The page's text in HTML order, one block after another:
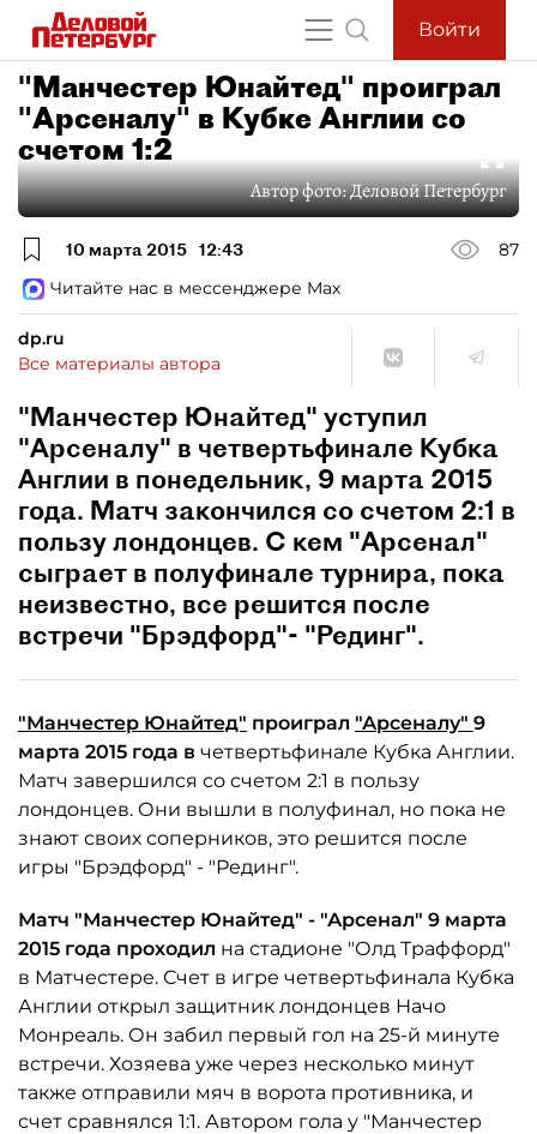
Войти
"Манчестер Юнайтед" проиграл
"Арсеналу" в Кубке Англии со
счетом 1:2
Автор фото:Деловой Петербург
10 марта 2015 12:43
87
Читайте нас в мессенджере Max
dp.ru
Все материалы автора
"Манчестер Юнайтед" уступил
"Арсеналу" в четвертьфинале Кубка
Англии в понедельник, 9 марта 2015
года. Матч закончился со счетом 2:1 в
пользу лондонцев. С кем "Арсенал"
сыграет в полуфинале турнира, пока
неизвестно, все решится после
встречи "Брэдфорд"- "Рединг".
"Манчестер Юнайтед" проиграл "Арсеналу" 9
марта 2015 года в четвертьфинале Кубка Англии.
Матч завершился со счетом 2:1 в пользу
лондонцев. Они вышли в полуфинал, но пока не
знают своих соперников, это решится после
игры "Брэдфорд" - "Рединг".
Матч "Манчестер Юнайтед" - "Арсенал" 9 марта
2015 года проходил на стадионе "Олд Траффорд"
в Матчестере. Счет в игре четвертьфинала Кубка
Англии открыл защитник лондонцев Начо
Монреаль. Он забил первый гол на 25-й минуте
встречи. Хозяева уже через несколько минут
также отправили мяч в ворота противника, и
счет сравнялся 1:1. Автором гола у "Манчестер